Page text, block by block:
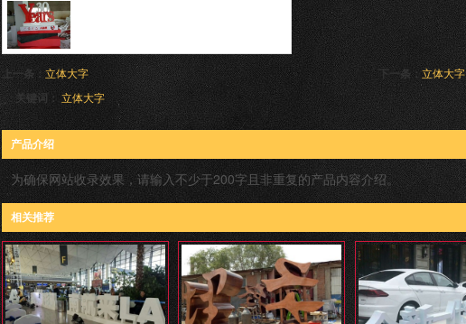
上一条：立体大字 下一条： 立体大字
关键词：立体大字
产品介绍
为确保网站收录效果，请输入不少于200字且非重复的产品内容介绍。
相关推荐